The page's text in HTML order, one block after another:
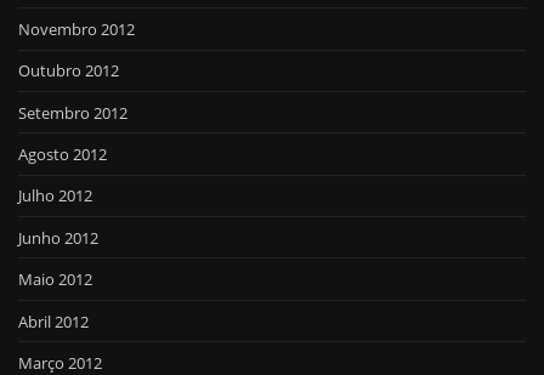
Novembro 2012
Outubro 2012
Setembro 2012
Agosto 2012
Julho 2012
Junho 2012
Maio 2012
Abril 2012
Março 2012